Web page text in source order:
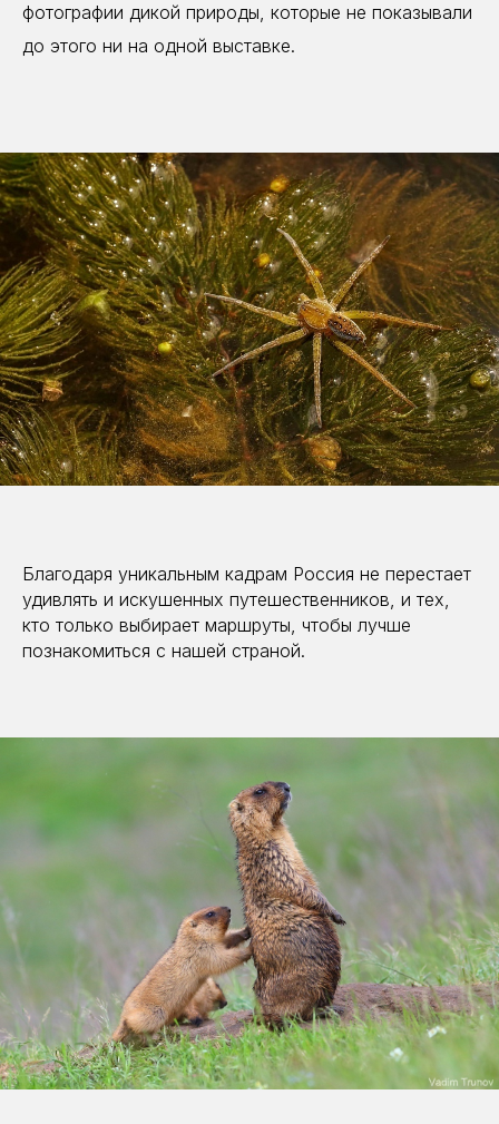
фотографии дикой природы, которые не показывали
до этого ни на одной выставке.
Благодаря уникальным кадрам Россия не перестает
удивлять и искушенных путешественников, и тех,
кто только выбирает маршруты, чтобы лучше
познакомиться с нашей страной.